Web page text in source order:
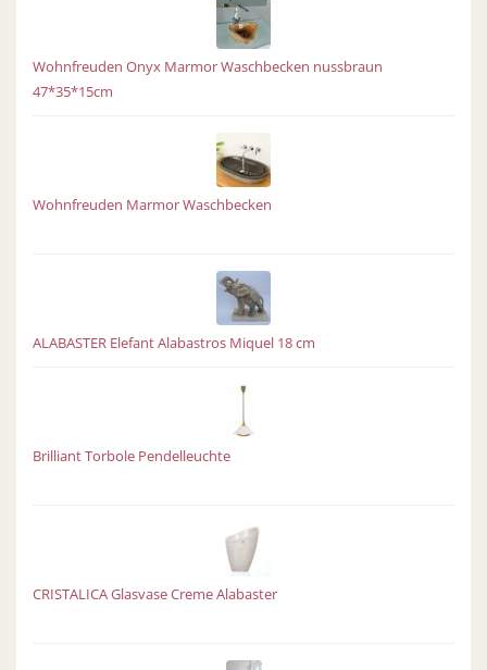
Wohnfreuden Onyx Marmor Waschbecken nussbraun
47*35*15cm
Wohnfreuden Marmor Waschbecken
ALABASTER Elefant Alabastros Miquel 18 cm
Brilliant Torbole Pendelleuchte
CRISTALICA Glasvase Creme Alabaster